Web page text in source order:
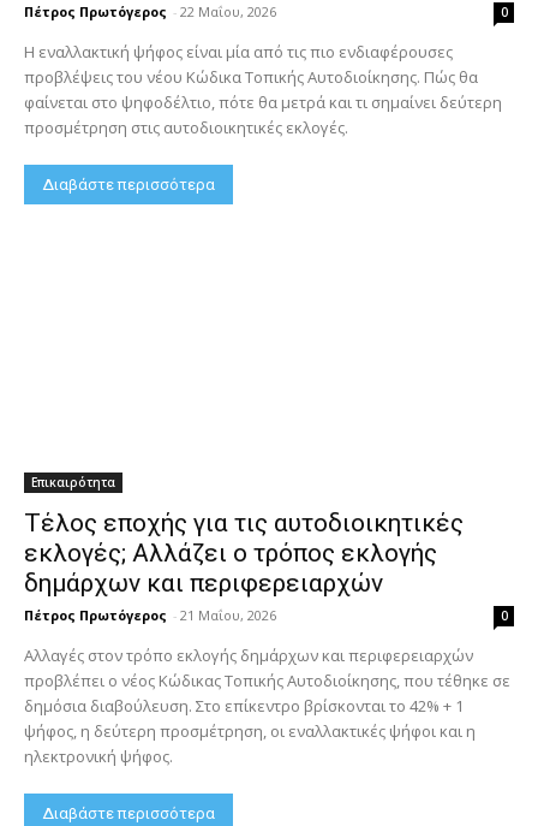
Πέτρος Πρωτόγερος - 22 Μαΐου, 2026 0
Η εναλλακτική ψήφος είναι μία από τις πιο ενδιαφέρουσες
προβλέψεις του νέου Κώδικα Τοπικής Αυτοδιοίκησης. Πώς θα
φαίνεται στο ψηφοδέλτιο, πότε θα μετρά και τι σημαίνει δεύτερη
προσμέτρηση στις αυτοδιοικητικές εκλογές.
Διαβάστε περισσότερα
Επικαιρότητα
Τέλος εποχής για τις αυτοδιοικητικές
εκλογές; Αλλάζει ο τρόπος εκλογής
δημάρχων και περιφερειαρχών
Πέτρος Πρωτόγερος - 21 Μαΐου, 2026 0
Αλλαγές στον τρόπο εκλογής δημάρχων και περιφερειαρχών
προβλέπει ο νέος Κώδικας Τοπικής Αυτοδιοίκησης, που τέθηκε σε
δημόσια διαβούλευση. Στο επίκεντρο βρίσκονται το 42% + 1
ψήφος, η δεύτερη προσμέτρηση, οι εναλλακτικές ψήφοι και η
ηλεκτρονική ψήφος.
Διαβάστε περισσότερα